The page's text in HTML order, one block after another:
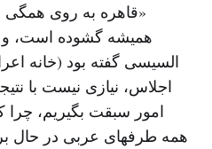
«قاهره به روی همگی
همیشه گشوده است، و
السیسی گفته بود (خانه
اجلاس، نیازی نیست با
امور سبقت بگیریم،
همه طرفهای عربی در